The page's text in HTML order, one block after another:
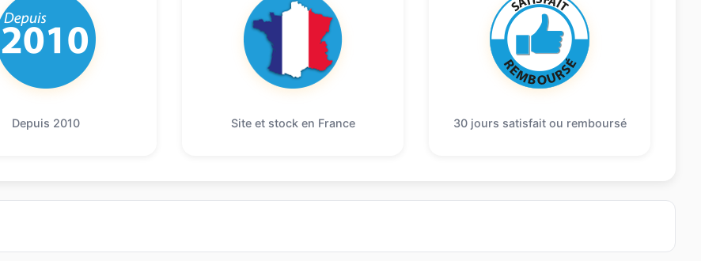
Depuis 2010 Site et stock en France 30 jours satisfait ou remboursé